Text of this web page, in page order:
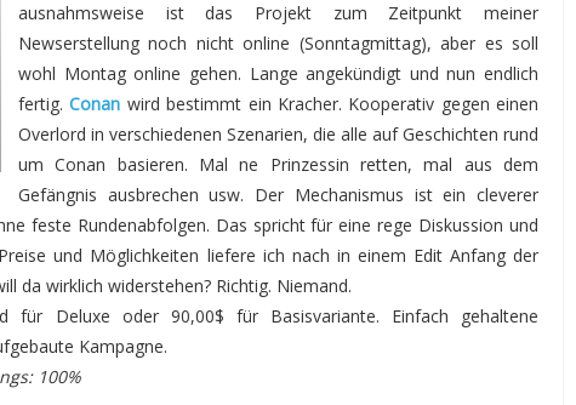
ausnahmsweise ist das Projekt zum Zeitpunkt meiner
Newserstellung noch nicht online (Sonntagmittag), aber es soll
wohl Montag online gehen. Lange angekündigt und nun endlich
fertig.Conan wird bestimmt ein Kracher. Kooperativ gegen einen
Overlord in verschiedenen Szenarien, die alle auf Geschichten rund
um Conan basieren. Mal ne Prinzessin retten, mal aus dem
Gefängnis ausbrechen usw. Der Mechanismus ist ein cleverer
feste Rundenabfolgen. Das spricht für eine rege Diskussion und
und Möglichkeiten liefere ich nach in einem Edit Anfang der
da wirklich widerstehen? Richtig. Niemand.
für Deluxe oder 90,00$ für Basisvariante. Einfach gehaltene
Kampagne.
100%